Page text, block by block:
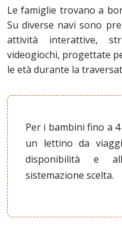
Le famiglie trovano a
Su diverse navi sono
attività interattive,
videogiochi, progettate
le età durante la
Per i bambini fino a
un lettino da
disponibilità e
sistemazione scelta.